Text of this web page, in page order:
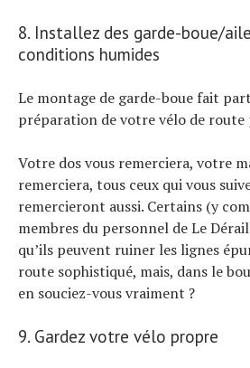
8. Installez des garde-boue/
conditions humides
Le montage de garde-boue fait
préparation de votre vélo de route
Votre dos vous remerciera, votre
remerciera, tous ceux qui vous
remercieront aussi. Certains (y
membres du personnel de Le
qu’ils peuvent ruiner les lignes
route sophistiqué, mais, dans le
en souciez-vous vraiment ?
9. Gardez votre vélo propre